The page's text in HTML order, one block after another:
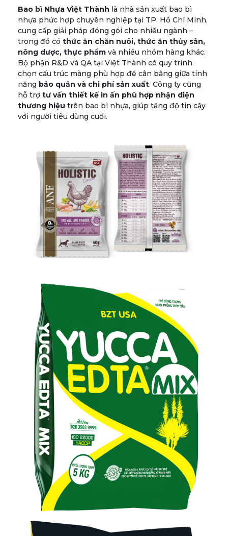
Bao bì Nhựa Việt Thành là nhà sản xuất bao bì
nhựa phức hợp chuyên nghiệp tại TP. Hồ Chí Minh,
cung cấp giải pháp đóng gói cho nhiều ngành –
trong đó có thức ăn chăn nuôi, thức ăn thủy sản,
nông dược, thực phẩm và nhiều nhóm hàng khác.
Bộ phận R&D và QA tại Việt Thành có quy trình
chọn cấu trúc màng phù hợp để cân bằng giữa tính
năng bảo quản và chi phí sản xuất. Công ty cũng
hỗ trợ tư vấn thiết kế in ấn phù hợp nhận diện
thương hiệu trên bao bì nhựa, giúp tăng độ tin cậy
với người tiêu dùng cuối.